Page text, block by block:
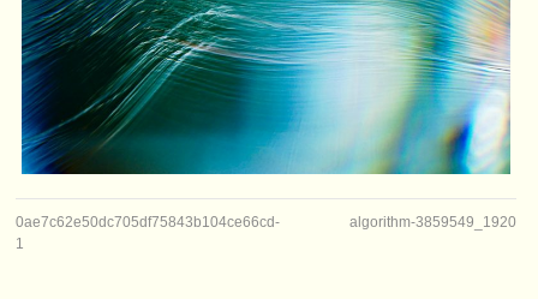
0ae7c62e50dc705df75843b104ce66cd-
1
algorithm-3859549_1920